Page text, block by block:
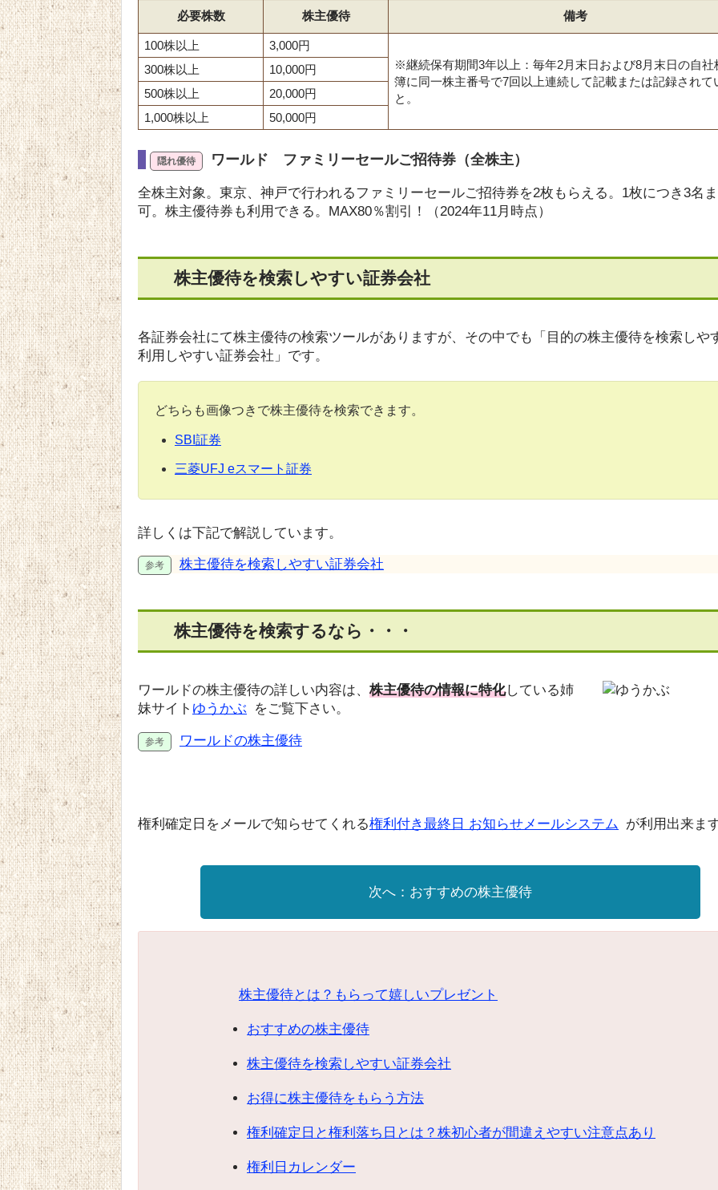
必要株数 株主優待 備考
100株以上
3,000円
※継続保有期間3年以上：毎年2月末日および8月末日の自社
簿に同一株主番号で7回以上連続して記載または記録されて
と。
300株以上
10,000円
500株以上
20,000円
1,000株以上
50,000円
ワールド ファミリーセールご招待券（全株主）
全株主対象。東京、神戸で行われるファミリーセールご招待券を2枚もらえる。1枚につき3名
可。株主優待券も利用できる。MAX80％割引！（2024年11月時点）
株主優待を検索しやすい証券会社
各証券会社にて株主優待の検索ツールがありますが、その中でも「目的の株主優待を検索しや
利用しやすい証券会社」です。
どちらも画像つきで株主優待を検索できます。
SBI証券
三菱UFJ eスマート証券
詳しくは下記で解説しています。
株主優待を検索しやすい証券会社
株主優待を検索するなら・・・
ワールドの株主優待の詳しい内容は、 株主優待の情報に特化している姉
妹サイト ゆうかぶ をご覧下さい。
ワールドの株主優待
権利確定日をメールで知らせてくれる権利付き最終日 お知らせメールシステム が利用出来ま
おすすめの株主優待
株主優待とは？もらって嬉しいプレゼント
おすすめの株主優待
株主優待を検索しやすい証券会社
お得に株主優待をもらう方法
権利確定日と権利落ち日とは？株初心者が間違えやすい注意点あり
権利日カレンダー